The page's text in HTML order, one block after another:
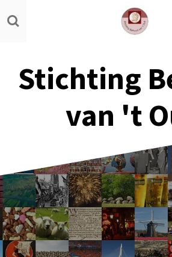
Ga
direct
hoofdinhoud
Stichting
van 't